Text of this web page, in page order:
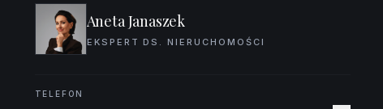
Aneta Janaszek
EKSPERT DS. NIERUCHOMOŚCI
TELEFON